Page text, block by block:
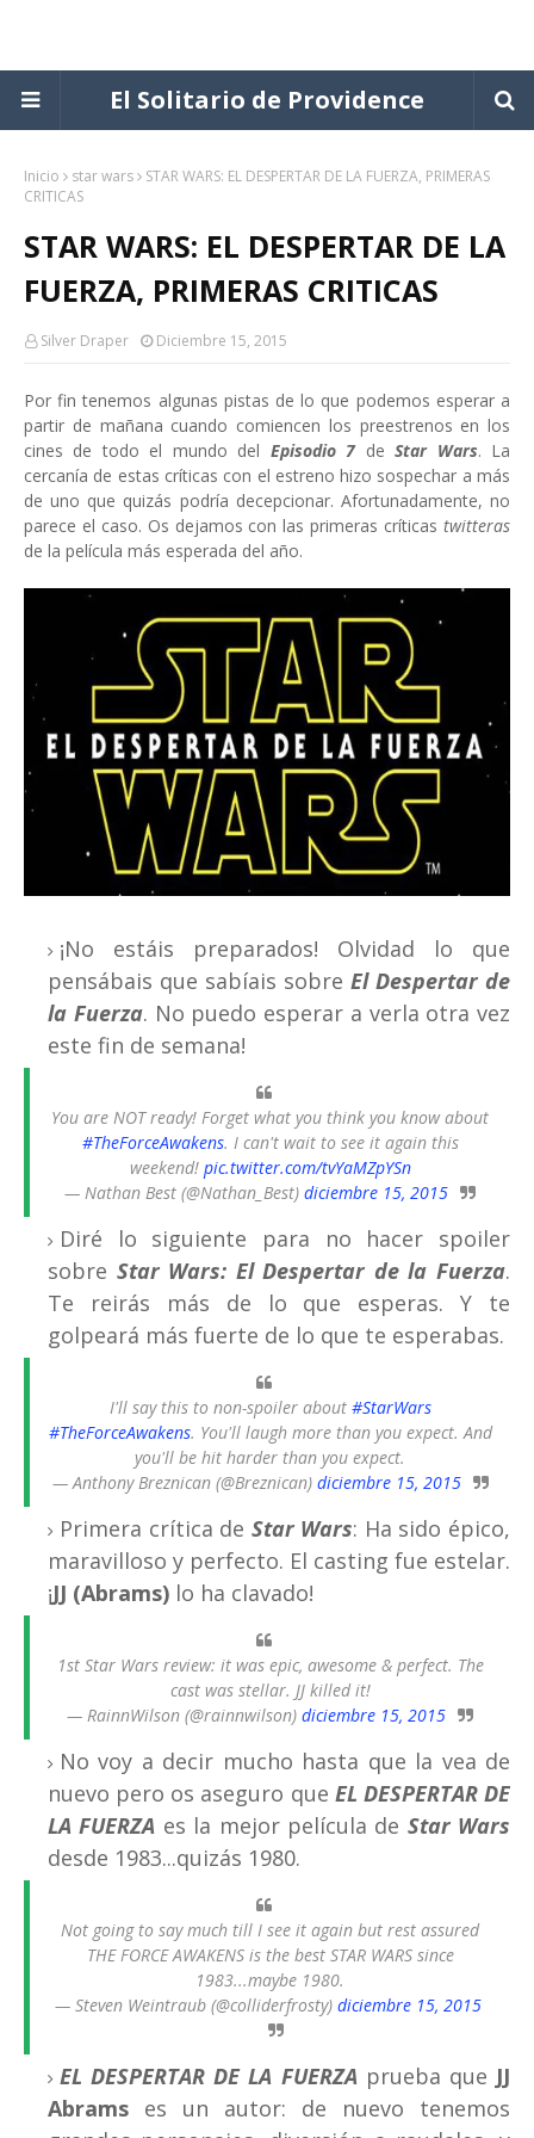
El Solitario de Providence
Inicio star wars
STAR WARS: EL DESPERTAR DE LA FUERZA, PRIMERAS
CRITICAS
STAR WARS: EL DESPERTAR DE LA
FUERZA, PRIMERAS CRITICAS
Silver Draper Diciembre 15, 2015
Por fin tenemos algunas pistas de lo que podemos esperar a
partir de mañana cuando comiencen los preestrenos en los
cines de todo el mundo del Episodio 7deStar Wars. La
cercanía de estas críticas con el estreno hizo sospechar a más
de uno que quizás podría decepcionar. Afortunadamente, no
parece el caso. Os dejamos con las primeras críticas twitteras
de la película más esperada del año.
¡No estáis preparados! Olvidad lo que
pensábais que sabíais sobre El Despertar de
la Fuerza. No puedo esperar a verla otra vez
este fin de semana!
You are NOT ready! Forget what you think you know about
#TheForceAwakens. I can't wait to see it again this
weekend! pic.twitter.com/tvYaMZpYSn
— Nathan Best (@Nathan_Best) diciembre 15, 2015
Diré lo siguiente para no hacer spoiler
sobre Star Wars: El Despertar de la Fuerza.
Te reirás más de lo que esperas. Y te
golpeará más fuerte de lo que te esperabas.
I'll say this to non-spoiler about #StarWars
#TheForceAwakens. You'll laugh more than you expect. And
you'll be hit harder than you expect.
— Anthony Breznican (@Breznican) diciembre 15, 2015
Primera crítica de Star Wars: Ha sido épico,
maravilloso y perfecto. El casting fue estelar.
¡JJ (Abrams) lo ha clavado!
1st Star Wars review: it was epic, awesome & perfect. The
cast was stellar. JJ killed it!
— RainnWilson (@rainnwilson) diciembre 15, 2015
No voy a decir mucho hasta que la vea de
nuevo pero os aseguro que EL DESPERTAR DE
LA FUERZA es la mejor película de Star Wars
desde 1983...quizás 1980.
Not going to say much till I see it again but rest assured
THE FORCE AWAKENS is the best STAR WARS since
1983...maybe 1980.
— Steven Weintraub (@colliderfrosty) diciembre 15, 2015
EL DESPERTAR DE LA FUERZAprueba que JJ
Abrams es un autor: de nuevo tenemos